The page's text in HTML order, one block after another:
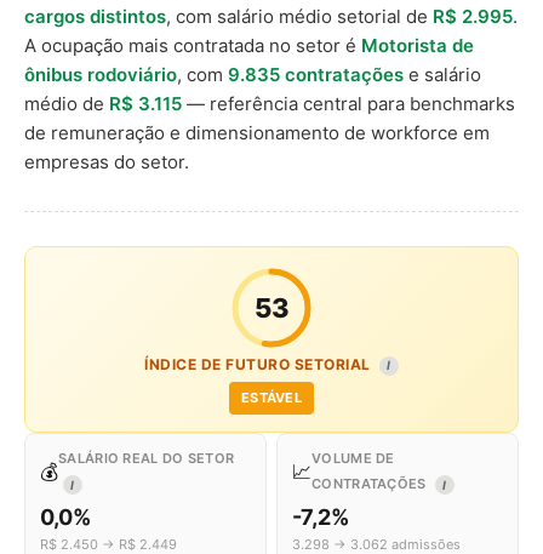
cargos distintos, com salário médio setorial de R$ 2.995.
A ocupação mais contratada no setor é Motorista de
ônibus rodoviário, com 9.835 contratações e salário
médio de R$ 3.115 — referência central para benchmarks
de remuneração e dimensionamento de workforce em
empresas do setor.
53
ÍNDICE DE FUTURO SETORIAL I
ESTÁVEL
💰
SALÁRIO REAL DO SETOR
I
0,0%
R$ 2.450 → R$ 2.449
📈
VOLUME DE
CONTRATAÇÕES
I
-7,2%
3.298 → 3.062 admissões